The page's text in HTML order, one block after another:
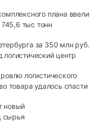
плана ввели
тыс тонн
за 350 млн руб.
центр
логистического
товара удалось спасти
новый
сырья